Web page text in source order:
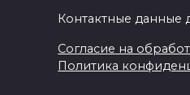
Контактные данные
Согласие на
Политика